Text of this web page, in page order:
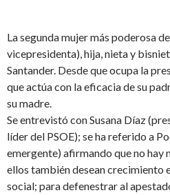
La segunda mujer más poderosa
vicepresidenta), hija, nieta y
Santander. Desde que ocupa la
que actúa con la eficacia de su
su madre.
Se entrevistó con Susana Díaz
líder del PSOE); se ha referido a
emergente) afirmando que no hay
ellos también desean crecimiento
social; para defenestrar al